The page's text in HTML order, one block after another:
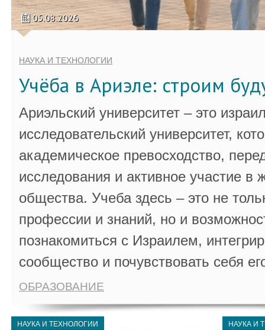
05.08.2026
НАУКА И ТЕХНОЛОГИИ
Учёба в Ариэле: строим
Ариэльский университет – это
исследовательский университет,
академическое превосходство,
исследования и активное участие в
общества. Учеба здесь – это не
профессии и знаний, но и
познакомиться с Израилем,
сообщество и почувствовать себя
ОБРАЗОВАНИЕ
НАУКА И ТЕХНОЛОГИИ НАУКА И